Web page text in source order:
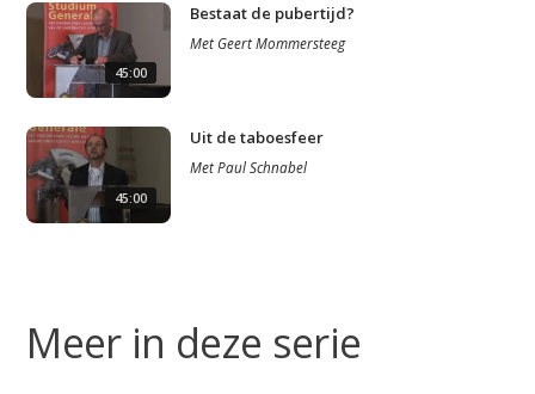
Studium Generale
Agenda
45:00
Bestaat de pubertijd?
MetGeert Mommersteeg
45:00
Uit de taboesfeer
MetPaul Schnabel
Meer in deze serie